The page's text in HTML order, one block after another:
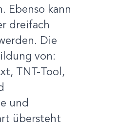
Ebenso kann
dreifach
Die
von:
TNT-Tool,
und
übersteht